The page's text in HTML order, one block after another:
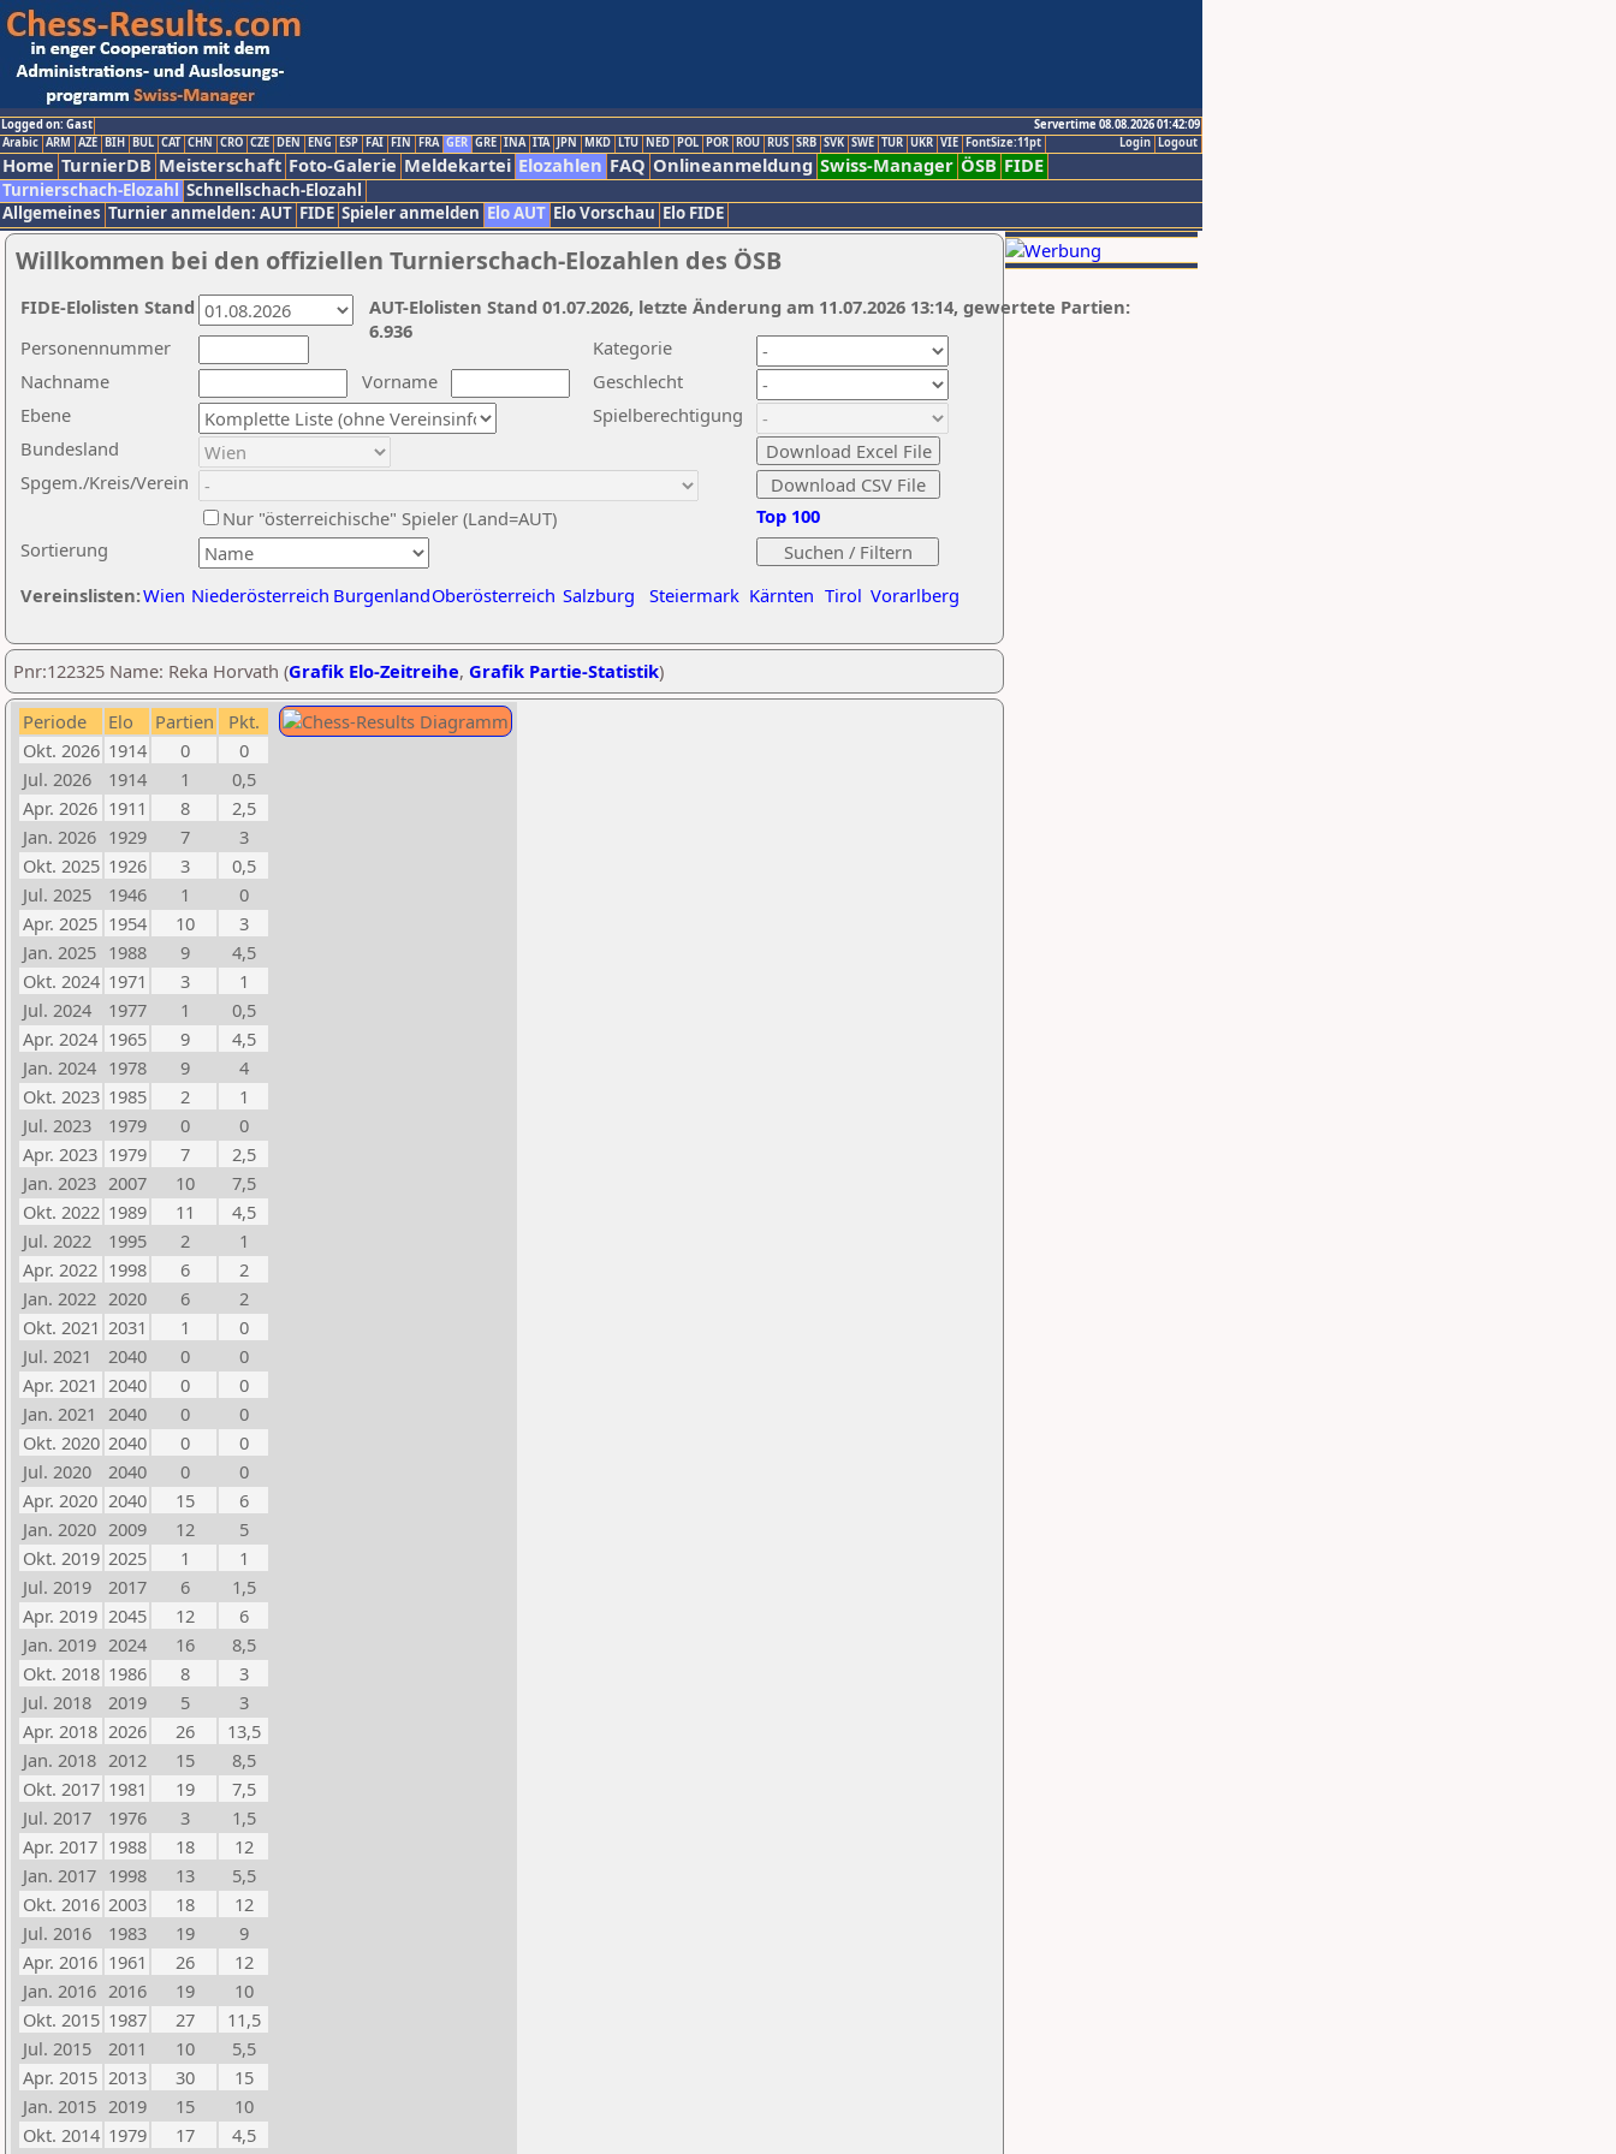
Logged on: Gast
Servertime 08.08.2026 01:42:09
Logout
Login
Arabic ARM AZE BIH BUL CAT CHN CRO CZE DEN ENG ESP FAI FIN FRA GER GRE INA ITA JPN MKD LTU NED POL POR ROU RUS SRB SVK SWE TUR UKR VIE FontSize:11pt
Home TurnierDB Meisterschaft Foto-Galerie Meldekartei Elozahlen FAQ Onlineanmeldung Swiss-Manager ÖSB FIDE
Turnierschach-Elozahl Schnellschach-Elozahl
Allgemeines Turnier anmelden: AUT FIDE Spieler anmelden Elo AUT Elo Vorschau Elo FIDE
Willkommen bei den offiziellen Turnierschach-Elozahlen des ÖSB
Nachname
Vorname
Ebene
Kategorie
Sortierung
Personennummer
Bundesland
Spgem./Kreis/Verein
Geschlecht
Nur "österreichische" Spieler (Land=AUT)
Spielberechtigung
Vereinslisten:Wien Niederösterreich BurgenlandOberösterreich Salzburg Steiermark Kärnten Tirol Vorarlberg
Top 100
AUT-Elolisten Stand 01.07.2026, letzte Änderung am 11.07.2026 13:14, gewertete Partien:
6.936
FIDE-Elolisten Stand
Pnr:122325 Name: Reka Horvath (Grafik Elo-Zeitreihe, Grafik Partie-Statistik)
Periode Elo Partien
Pkt.
Okt. 2026 1914 0
0
Jul. 2026
1914 1
0,5
Apr. 2026 1911 8
2,5
Jan. 2026 1929 7
3
Okt. 2025 1926 3
0,5
Jul. 2025
1946 1
0
Apr. 2025 1954 10
3
Jan. 2025 1988 9
4,5
Okt. 2024 1971 3
1
Jul. 2024
1977 1
0,5
Apr. 2024 1965 9
4,5
Jan. 2024 1978 9
4
Okt. 2023 1985 2
1
Jul. 2023
1979 0
0
Apr. 2023 1979 7
2,5
Jan. 2023 2007 10
7,5
Okt. 2022 1989 11
4,5
Jul. 2022
1995 2
1
Apr. 2022 1998 6
2
Jan. 2022 2020 6
2
Okt. 2021 2031 1
0
Jul. 2021
2040 0
0
Apr. 2021 2040 0
0
Jan. 2021 2040 0
0
Okt. 2020 2040 0
0
Jul. 2020
2040 0
0
Apr. 2020 2040 15
6
Jan. 2020 2009 12
5
Okt. 2019 2025 1
1
Jul. 2019
2017 6
1,5
Apr. 2019 2045 12
6
Jan. 2019 2024 16
8,5
Okt. 2018 1986 8
3
Jul. 2018
2019 5
3
Apr. 2018 2026 26
13,5
Jan. 2018 2012 15
8,5
Okt. 2017 1981 19
7,5
Jul. 2017
1976 3
1,5
Apr. 2017 1988 18
12
Jan. 2017 1998 13
5,5
Okt. 2016 2003 18
12
Jul. 2016
1983 19
9
Apr. 2016 1961 26
12
Jan. 2016 2016 19
10
Okt. 2015 1987 27
11,5
Jul. 2015
2011 10
5,5
Apr. 2015 2013 30
15
Jan. 2015 2019 15
10
Okt. 2014 1979 17
4,5